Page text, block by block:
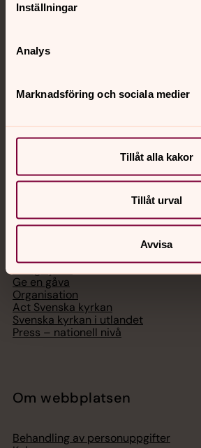
Inställningar
Analys
Marknadsföring och sociala medier
Tillåt alla kakor
Tillåt urval
Avvisa
Jourhavande präst
Akut samtals- och krisstöd. Prata
med en präst på kvällar och nätter.
Chatt
Telefon 112
Bli medlem
Lediga jobb
Ge en gåva
Organisation
Act Svenska kyrkan
Svenska kyrkan i utlandet
Press – nationell nivå
Om webbplatsen
Behandling av personuppgifter